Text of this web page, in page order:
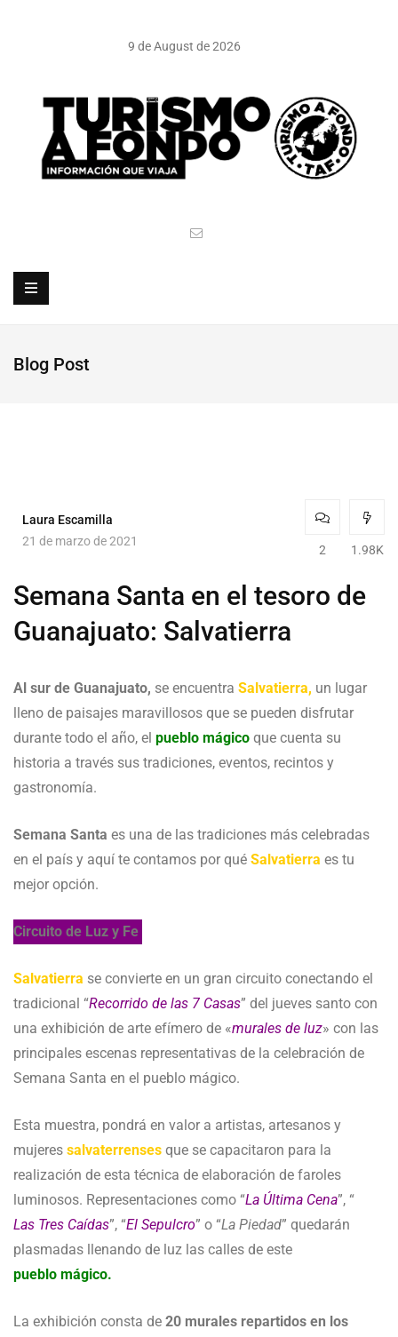
9 de August de 2026
Blog Post
Laura Escamilla
21 de marzo de 2021
2 1.98K
Semana Santa en el tesoro de
Guanajuato: Salvatierra
Al sur de Guanajuato, se encuentra Salvatierra, un lugar
lleno de paisajes maravillosos que se pueden disfrutar
durante todo el año, el pueblo mágico que cuenta su
historia a través sus tradiciones, eventos, recintos y
gastronomía.
Semana Santa es una de las tradiciones más celebradas
en el país y aquí te contamos por qué Salvatierra es tu
mejor opción.
Circuito de Luz y Fe
Salvatierra se convierte en un gran circuito conectando el
tradicional “Recorrido de las 7 Casas” del jueves santo con
una exhibición de arte efímero de «murales de luz» con las
principales escenas representativas de la celebración de
Semana Santa en el pueblo mágico.
Esta muestra, pondrá en valor a artistas, artesanos y
mujeres salvaterrenses que se capacitaron para la
realización de esta técnica de elaboración de faroles
luminosos. Representaciones como “La Última Cena”, “
Las Tres Caídas”, “El Sepulcro” o “La Piedad” quedarán
plasmadas llenando de luz las calles de este
pueblo mágico.
La exhibición consta de 20 murales repartidos en los